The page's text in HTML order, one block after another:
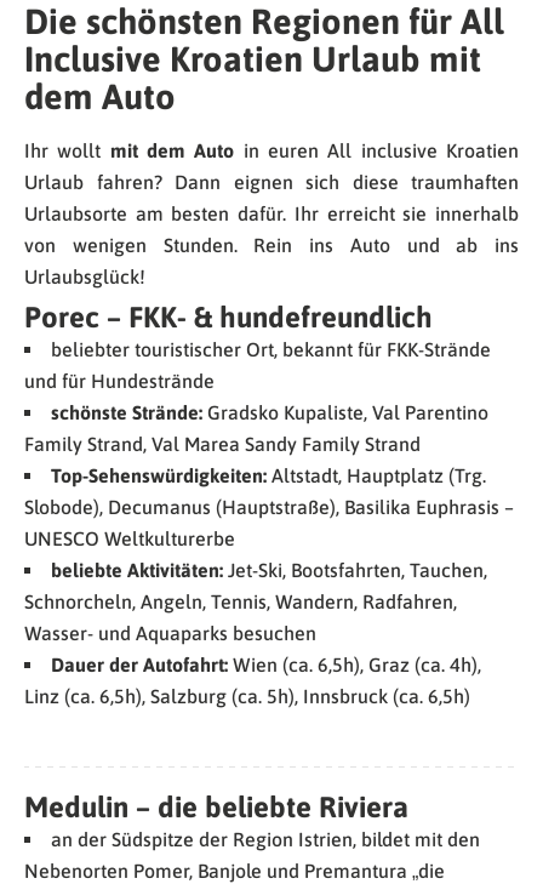
Die schönsten Regionen für All
Inclusive Kroatien Urlaub mit
dem Auto
Ihr wollt mit dem Auto in euren All inclusive Kroatien
Urlaub fahren? Dann eignen sich diese traumhaften
Urlaubsorte am besten dafür. Ihr erreicht sie innerhalb
von wenigen Stunden. Rein ins Auto und ab ins
Urlaubsglück!
Porec – FKK- & hundefreundlich
beliebter touristischer Ort, bekannt für FKK-Strände
und für Hundestrände
schönste Strände: Gradsko Kupaliste, Val Parentino
Family Strand, Val Marea Sandy Family Strand
Top-Sehenswürdigkeiten: Altstadt, Hauptplatz (Trg.
Slobode), Decumanus (Hauptstraße), Basilika Euphrasis –
UNESCO Weltkulturerbe
beliebte Aktivitäten: Jet-Ski, Bootsfahrten, Tauchen,
Schnorcheln, Angeln, Tennis, Wandern, Radfahren,
Wasser- und Aquaparks besuchen
Dauer der Autofahrt: Wien (ca. 6,5h), Graz (ca. 4h),
Linz (ca. 6,5h), Salzburg (ca. 5h), Innsbruck (ca. 6,5h)
Medulin – die beliebte Riviera
an der Südspitze der Region Istrien, bildet mit den
Nebenorten Pomer, Banjole und Premantura „die